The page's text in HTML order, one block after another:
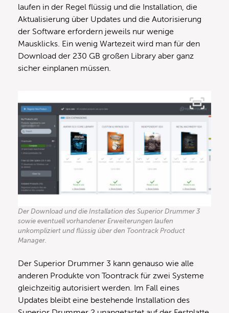
laufen in der Regel flüssig und die Installation, die
Aktualisierung über Updates und die Autorisierung
der Software erfordern jeweils nur wenige
Mausklicks. Ein wenig Wartezeit wird man für den
Download der 230 GB großen Library aber ganz
sicher einplanen müssen.
Der Download und die Installation des Superior Drummer 3
sowie eventuell vorhandener Erweiterungen laufen
unkompliziert und flüssig über den Toontrack Product
Manager.
Der Superior Drummer 3 kann genauso wie alle
anderen Produkte von Toontrack für zwei Systeme
gleichzeitig autorisiert werden. Im Fall eines
Updates bleibt eine bestehende Installation des